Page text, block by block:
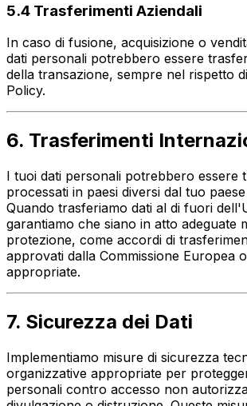
5.4 Trasferimenti Aziendali
In caso di fusione, acquisizione o
dati personali potrebbero essere
della transazione, sempre nel rispetto
Policy.
6. Trasferimenti
I tuoi dati personali potrebbero essere
processati in paesi diversi dal tuo
Quando trasferiamo dati al di fuori
garantiamo che siano in atto adeguate
protezione, come accordi di
approvati dalla Commissione Europea
appropriate.
7. Sicurezza dei Dati
Implementiamo misure di sicurezza
organizzative appropriate per
personali contro accesso non